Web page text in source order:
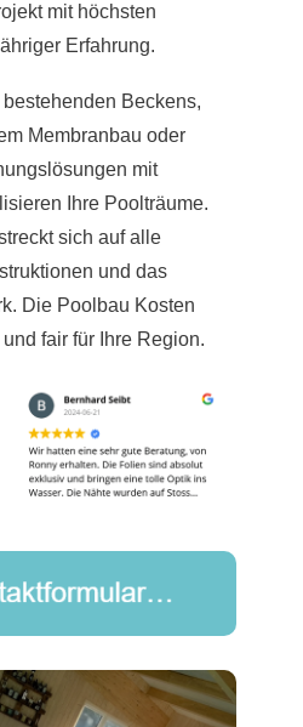
mit höchsten
Erfahrung.
Beckens,
Membranbau oder
mit
Ihre Poolträume.
sich auf alle
und das
Die Poolbau Kosten
fair für Ihre Region.